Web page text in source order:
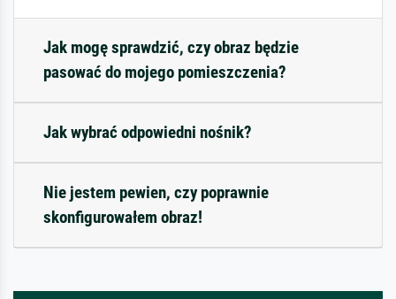
Jak mogę sprawdzić, czy obraz będzie
pasować do mojego pomieszczenia?
Jak wybrać odpowiedni nośnik?
Nie jestem pewien, czy poprawnie
skonfigurowałem obraz!